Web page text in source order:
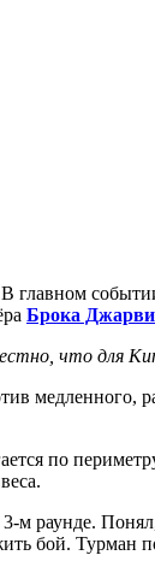
В главном
Брока
что для
медленного,
по
м раунде.
бой. Турман